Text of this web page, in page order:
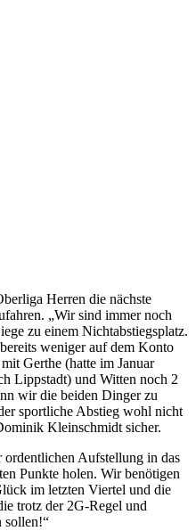
Herren die nächste
„Wir sind immer noch
zu einem Nichtabstiegsplatz.
weniger auf dem Konto
Gerthe (hatte im Januar
Lippstadt) und Witten noch 2
wir die beiden Dinger zu
sportliche Abstieg wohl nicht
Kleinschmidt sicher.
Aufstellung in das
Punkte holen. Wir benötigen
im letzten Viertel und die
trotz der 2G-Regel und
sollen!“